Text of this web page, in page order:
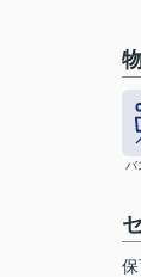
バ